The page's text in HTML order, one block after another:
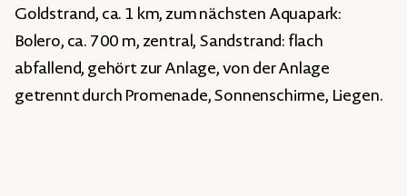
Goldstrand, ca. 1 km, zum nächsten Aquapark:
Bolero, ca. 700 m, zentral, Sandstrand: flach
abfallend, gehört zur Anlage, von der Anlage
getrennt durch Promenade, Sonnenschirme, Liegen.